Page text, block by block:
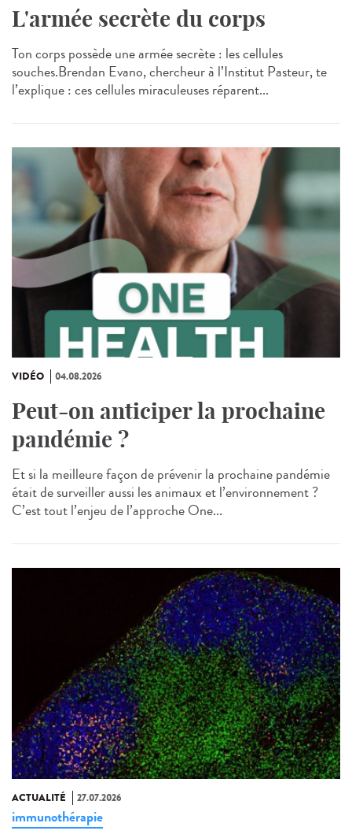
L'armée secrète du corps
Ton corps possède une armée secrète : les cellules
souches.Brendan Evano, chercheur à l’Institut Pasteur, te
l’explique : ces cellules miraculeuses réparent...
VIDÉO 04.08.2026
Peut-on anticiper la prochaine
pandémie ?
Et si la meilleure façon de prévenir la prochaine pandémie
était de surveiller aussi les animaux et l’environnement ?
C’est tout l’enjeu de l’approche One...
ACTUALITÉ 27.07.2026
immunothérapie